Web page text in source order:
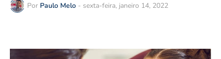
Por Paulo Melo - sexta-feira, janeiro 14, 2022